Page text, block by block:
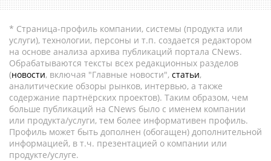
* Страница-профиль компании, системы (продукта или
услуги), технологии, персоны и т.п. создается редактором
на основе анализа архива публикаций портала CNews.
Обрабатываются тексты всех редакционных разделов
(новости, включая "Главные новости", статьи,
аналитические обзоры рынков, интервью, а также
содержание партнёрских проектов). Таким образом, чем
больше публикаций на CNews было с именем компании
или продукта/услуги, тем более информативен профиль.
Профиль может быть дополнен (обогащен) дополнительной
информацией, в т.ч. презентацией о компании или
продукте/услуге.